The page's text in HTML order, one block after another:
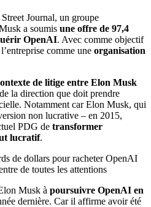
Journal, un groupe
a soumis une offre de 97,4
OpenAI. Avec comme objectif
comme une organisation
de litige entre Elon Musk
la direction que doit prendre
Notamment car Elon Musk, qui
non lucrative – en 2015,
PDG de transformer
lucratif.
de toutes les attentions
Musk à poursuivre OpenAI en
dernière. Car il affirme avoir été